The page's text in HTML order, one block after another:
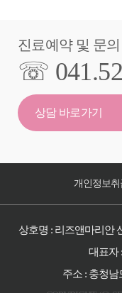
진료예약 및 문의
☏
상담 바로가기
개인정보취
상호명 : 리즈앤마리안
대표자
주소 : 충청남